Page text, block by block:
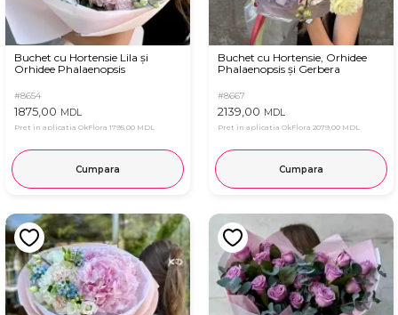
Buchet cu Hortensie Lila și
Orhidee Phalaenopsis
#8654
1875,00 MDL
Pret in aplicatia OkFlora 1795,00 MDL
Cumpara
Buchet cu Hortensie, Orhidee
Phalaenopsis și Gerbera
#8667
2139,00 MDL
Pret in aplicatia OkFlora 2079,00 MDL
Cumpara